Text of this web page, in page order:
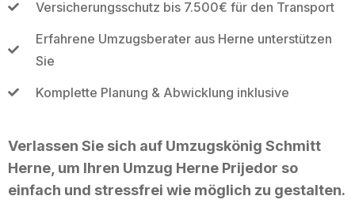
Versicherungsschutz bis 7.500€ für den Transport
Erfahrene Umzugsberater aus Herne unterstützen
Sie
Komplette Planung & Abwicklung inklusive
Verlassen Sie sich auf Umzugskönig Schmitt
Herne, um Ihren Umzug Herne Prijedor so
einfach und stressfrei wie möglich zu gestalten.